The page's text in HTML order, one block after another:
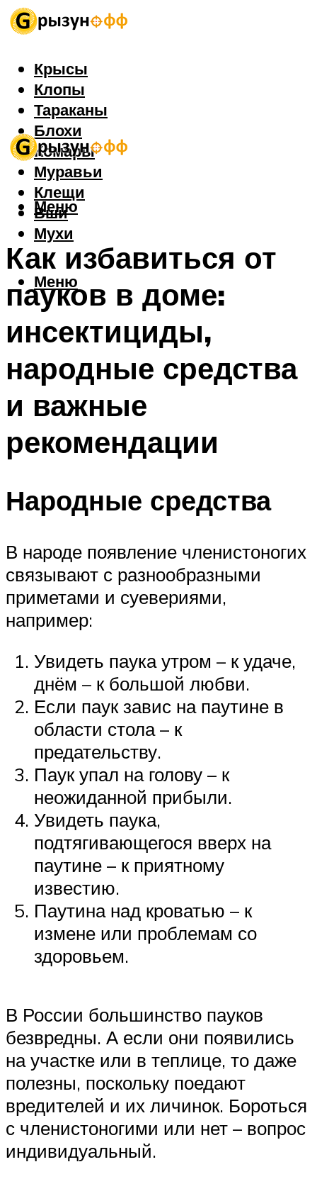
Крысы
Клопы
Тараканы
Блохи
Комары
Муравьи
Клещи
Вши
Мухи
Меню
Меню
Как избавиться от
пауков в доме:
инсектициды,
народные средства
и важные
рекомендации
Народные средства
В народе появление членистоногих
связывают с разнообразными
приметами и суевериями,
например:
Увидеть паука утром – к удаче,
днём – к большой любви.
Если паук завис на паутине в
области стола – к
предательству.
Паук упал на голову – к
неожиданной прибыли.
Увидеть паука,
подтягивающегося вверх на
паутине – к приятному
известию.
Паутина над кроватью – к
измене или проблемам со
здоровьем.
В России большинство пауков
безвредны. А если они появились
на участке или в теплице, то даже
полезны, поскольку поедают
вредителей и их личинок. Бороться
с членистоногими или нет – вопрос
индивидуальный.